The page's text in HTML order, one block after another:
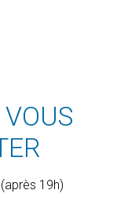
19h)